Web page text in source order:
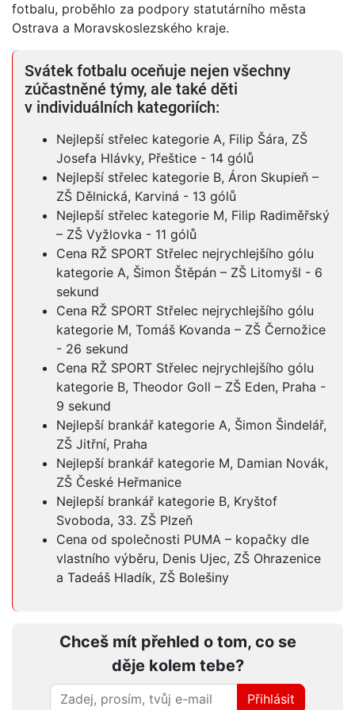
fotbalu, proběhlo za podpory statutárního města
Ostrava a Moravskoslezského kraje.
Svátek fotbalu oceňuje nejen všechny
zúčastněné týmy, ale také děti
v individuálních kategoriích:
Nejlepší střelec kategorie A, Filip Šára, ZŠ
Josefa Hlávky, Přeštice - 14 gólů
Nejlepší střelec kategorie B, Áron Skupieň –
ZŠ Dělnická, Karviná - 13 gólů
Nejlepší střelec kategorie M, Filip Radiměřský
– ZŠ Vyžlovka - 11 gólů
Cena RŽ SPORT Střelec nejrychlejšího gólu
kategorie A, Šimon Štěpán – ZŠ Litomyšl - 6
sekund
Cena RŽ SPORT Střelec nejrychlejšího gólu
kategorie M, Tomáš Kovanda – ZŠ Černožice
- 26 sekund
Cena RŽ SPORT Střelec nejrychlejšího gólu
kategorie B, Theodor Goll – ZŠ Eden, Praha -
9 sekund
Nejlepší brankář kategorie A, Šimon Šindelář,
ZŠ Jitřní, Praha
Nejlepší brankář kategorie M, Damian Novák,
ZŠ České Heřmanice
Nejlepší brankář kategorie B, Kryštof
Svoboda, 33. ZŠ Plzeň
Cena od společnosti PUMA – kopačky dle
vlastního výběru, Denis Ujec, ZŠ Ohrazenice
a Tadeáš Hladík, ZŠ Bolešiny
Chceš mít přehled o tom, co se
děje kolem tebe?
Přihlásit